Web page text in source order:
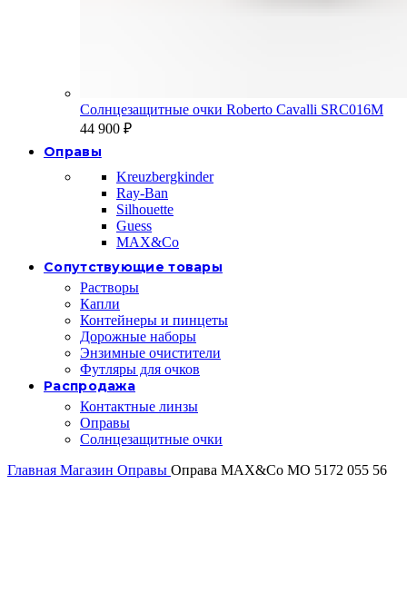
Солнцезащитные очки Roberto Cavalli SRC016M
44 900 ₽
Оправы
Kreuzbergkinder
Ray-Ban
Silhouette
Guess
MAX&Co
Сопутствующие товары
Растворы
Капли
Контейнеры и пинцеты
Дорожные наборы
Энзимные очистители
Футляры для очков
Распродажа
Контактные линзы
Оправы
Солнцезащитные очки
Главная Магазин Оправы Оправа MAX&Co MO 5172 055 56